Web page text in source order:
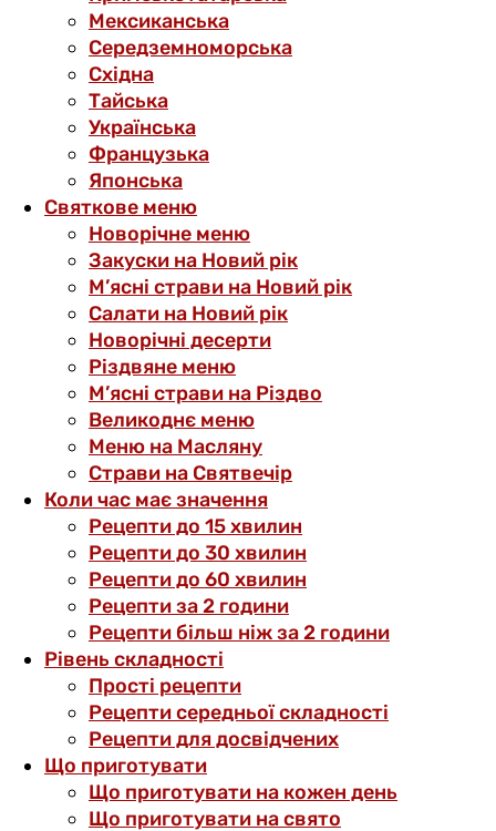
Мексиканська
Середземноморська
Східна
Тайська
Українська
Французька
Японська
Святкове меню
Новорічне меню
Закуски на Новий рік
М’ясні страви на Новий рік
Салати на Новий рік
Новорічні десерти
Різдвяне меню
М’ясні страви на Різдво
Великоднє меню
Меню на Масляну
Страви на Святвечір
Коли час має значення
Рецепти до 15 хвилин
Рецепти до 30 хвилин
Рецепти до 60 хвилин
Рецепти за 2 години
Рецепти більш ніж за 2 години
Рівень складності
Прості рецепти
Рецепти середньої складності
Рецепти для досвідчених
Що приготувати
Що приготувати на кожен день
Що приготувати на свято